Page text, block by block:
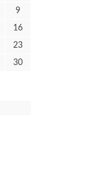
9
16
23
30